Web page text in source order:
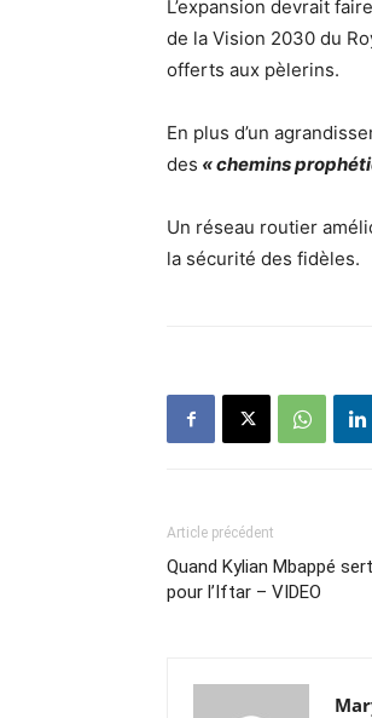
L’expansion devrait
de la Vision 2030 du
offerts aux pèlerins.
En plus d’un
des « chemins
Un réseau routier
la sécurité des fidèles.
Article précédent
Quand Kylian Mbappé
pour l’Iftar – VIDEO